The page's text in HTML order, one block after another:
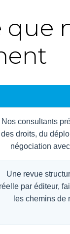
que
Nos consultants
des droits, du
négociation
Une revue
réelle par éditeur,
les chemins de